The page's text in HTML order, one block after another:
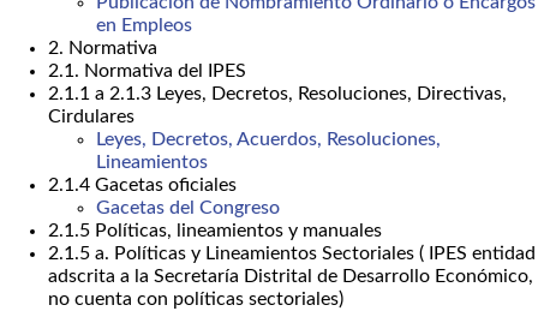
en Empleos
2. Normativa
2.1. Normativa del IPES
2.1.1 a 2.1.3 Leyes, Decretos, Resoluciones, Directivas,
Cirdulares
Leyes, Decretos, Acuerdos, Resoluciones,
Lineamientos
2.1.4 Gacetas oficiales
Gacetas del Congreso
2.1.5 Políticas, lineamientos y manuales
2.1.5 a. Políticas y Lineamientos Sectoriales ( IPES entidad
adscrita a la Secretaría Distrital de Desarrollo Económico,
no cuenta con políticas sectoriales)